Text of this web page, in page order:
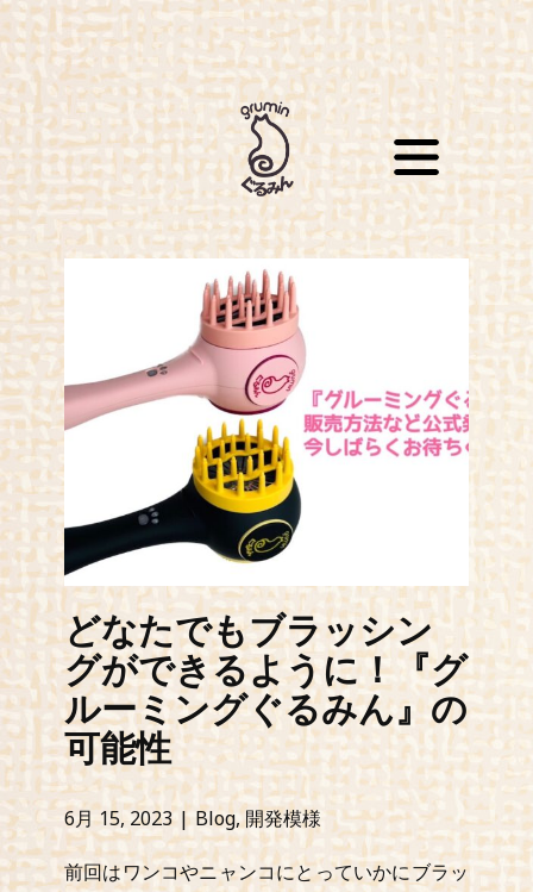
購入はこちら
お問い合わせ
どなたでもブラッシン
グができるように！『グ
ルーミングぐるみん』の
可能性
6月 15, 2023 Blog,開発模様
前回はワンコやニャンコにとっていかにブラッ